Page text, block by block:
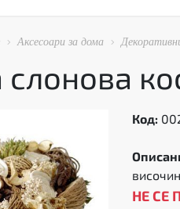
 Аксесоари за дома 
Код:
НЕ СЕ